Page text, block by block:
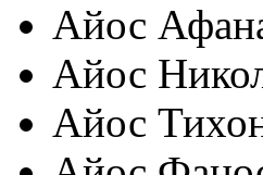
Айос
Айос
Айос